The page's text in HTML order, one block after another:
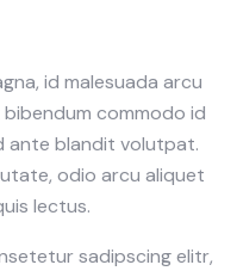
id malesuada arcu
commodo id
ante blandit volutpat.
odio arcu aliquet
lectus.
sadipscing elitr,